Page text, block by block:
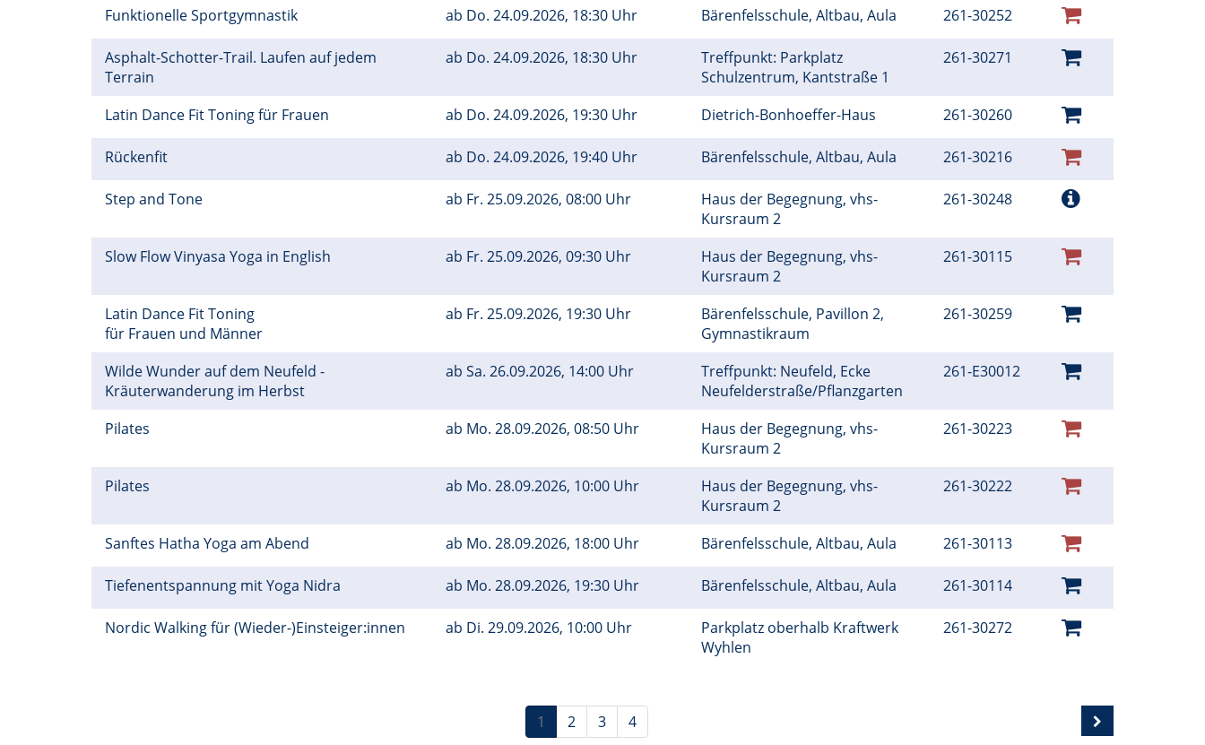
Funktionelle Sportgymnastik ab Do. 24.09.2026, 18:30 Uhr Bärenfelsschule, Altbau, Aula 261-30252
Asphalt-Schotter-Trail. Laufen auf jedem
Terrain
ab Do. 24.09.2026, 18:30 Uhr
Treffpunkt: Parkplatz
Schulzentrum, Kantstraße 1
261-30271
Latin Dance Fit Toning für Frauen ab Do. 24.09.2026, 19:30 Uhr Dietrich-Bonhoeffer-Haus 261-30260
Rückenfit ab Do. 24.09.2026, 19:40 Uhr Bärenfelsschule, Altbau, Aula 261-30216
Step and Tone ab Fr. 25.09.2026, 08:00 Uhr
Haus der Begegnung, vhs-
Kursraum 2
261-30248
Slow Flow Vinyasa Yoga in English ab Fr. 25.09.2026, 09:30 Uhr
Haus der Begegnung, vhs-
Kursraum 2
261-30115
Latin Dance Fit Toning
für Frauen und Männer
ab Fr. 25.09.2026, 19:30 Uhr
Bärenfelsschule, Pavillon 2,
Gymnastikraum
261-30259
Wilde Wunder auf dem Neufeld -
Kräuterwanderung im Herbst
ab Sa. 26.09.2026, 14:00 Uhr
Treffpunkt: Neufeld, Ecke
Neufelderstraße/Pflanzgarten
261-E30012
Pilates ab Mo. 28.09.2026, 08:50 Uhr
Haus der Begegnung, vhs-
Kursraum 2
261-30223
Pilates ab Mo. 28.09.2026, 10:00 Uhr
Haus der Begegnung, vhs-
Kursraum 2
261-30222
Sanftes Hatha Yoga am Abend ab Mo. 28.09.2026, 18:00 Uhr Bärenfelsschule, Altbau, Aula 261-30113
Tiefenentspannung mit Yoga Nidra ab Mo. 28.09.2026, 19:30 Uhr Bärenfelsschule, Altbau, Aula 261-30114
Nordic Walking für (Wieder-)Einsteiger:innen ab Di. 29.09.2026, 10:00 Uhr
Parkplatz oberhalb Kraftwerk
Wyhlen
261-30272
1 2 3 4